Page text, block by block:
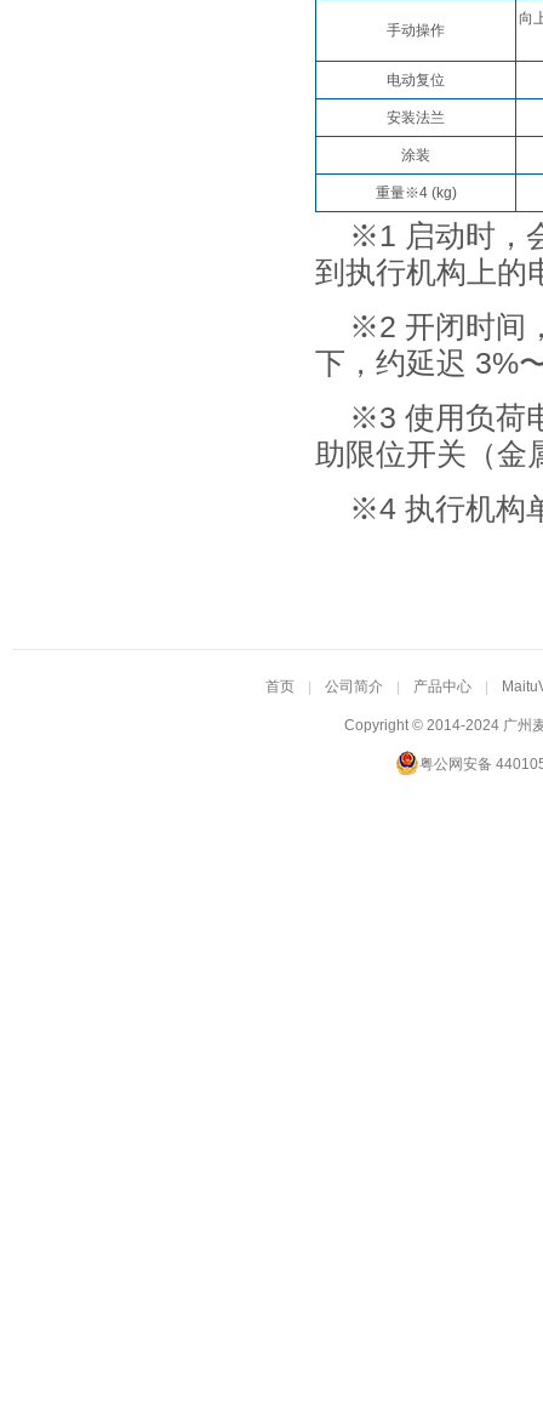
手动操作
向
电动复位
安装法兰
涂装
重量※4 (kg)
※1 启动时，
到执行机构上的
※2 开闭时间
下，约延迟 3%
※3 使用负荷
助限位开关（金
※4 执行机构
首页 公司简介 产品中心
Copyright © 2014-2024 广州
粤公网安备